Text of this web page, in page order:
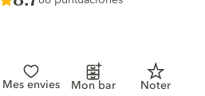
Mes envies Mon bar Noter